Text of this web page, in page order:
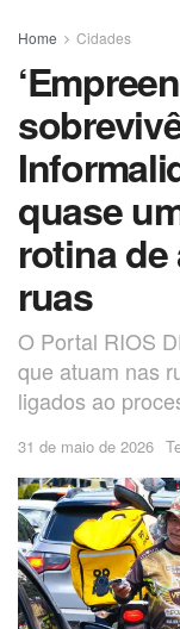
Home Cidades
quase
rotina de
ruas
O Portal RIOS
que atuam nas
ligados ao
31 de maio de 2026